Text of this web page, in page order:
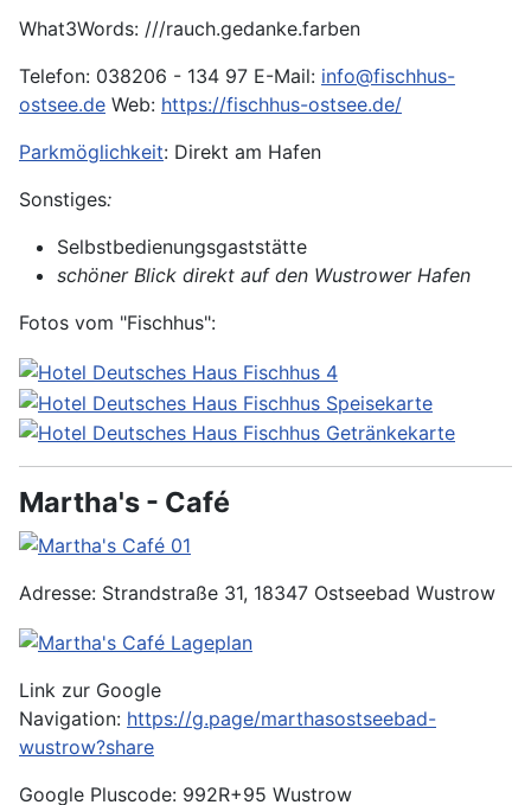
What3Words: ///rauch.gedanke.farben
Telefon: 038206 - 134 97 E-Mail: info@fischhus-
ostsee.de Web: https://fischhus-ostsee.de/
Parkmöglichkeit: Direkt am Hafen
Sonstiges:
Selbstbedienungsgaststätte
schöner Blick direkt auf den Wustrower Hafen
Fotos vom "Fischhus":
Martha's - Café
Adresse: Strandstraße 31, 18347 Ostseebad Wustrow
Link zur Google
Navigation: https://g.page/marthasostseebad-
wustrow?share
Google Pluscode: 992R+95 Wustrow